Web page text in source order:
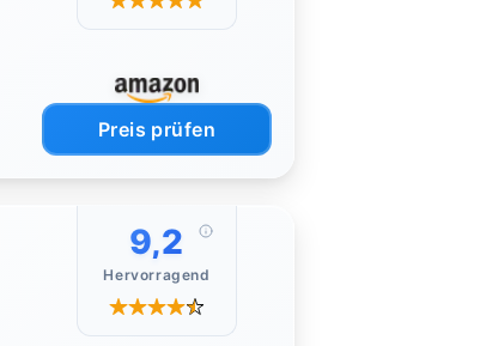
Preis prüfen
9,2
Hervorragend